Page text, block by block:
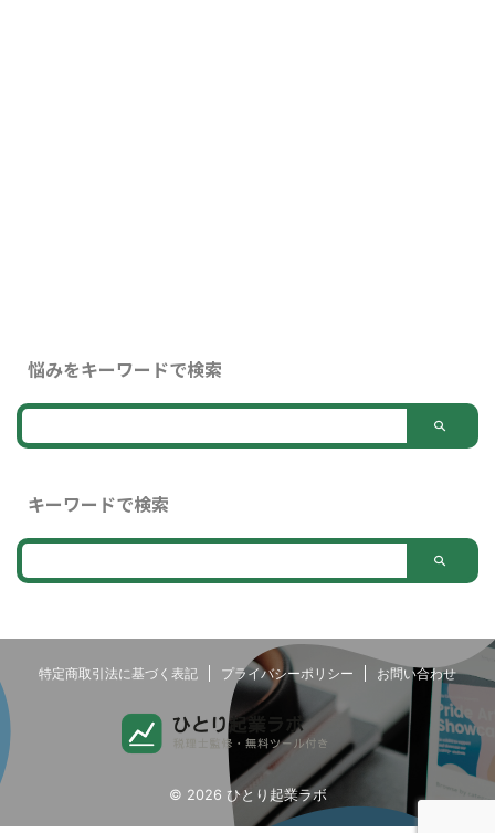
悩みをキーワードで検索
キーワードで検索
特定商取引法に基づく表記 プライバシーポリシー お問い合わせ
© 2026 ひとり起業ラボ